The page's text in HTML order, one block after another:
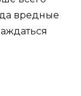
вредные